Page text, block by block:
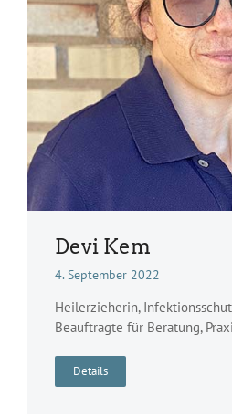
Devi Kem
4. September 2022
Heilerzieherin,
Beauftragte für Beratung,
Details